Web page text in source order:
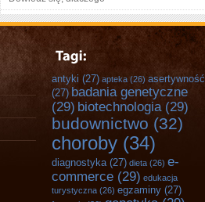
antyki (27) apteka (26) asertywność
(27) badania genetyczne
(29) biotechnologia (29)
budownictwo (32)
choroby (34)
diagnostyka(27) dieta (26) e-
commerce (29) edukacja
turystyczna (26) egzaminy (27)